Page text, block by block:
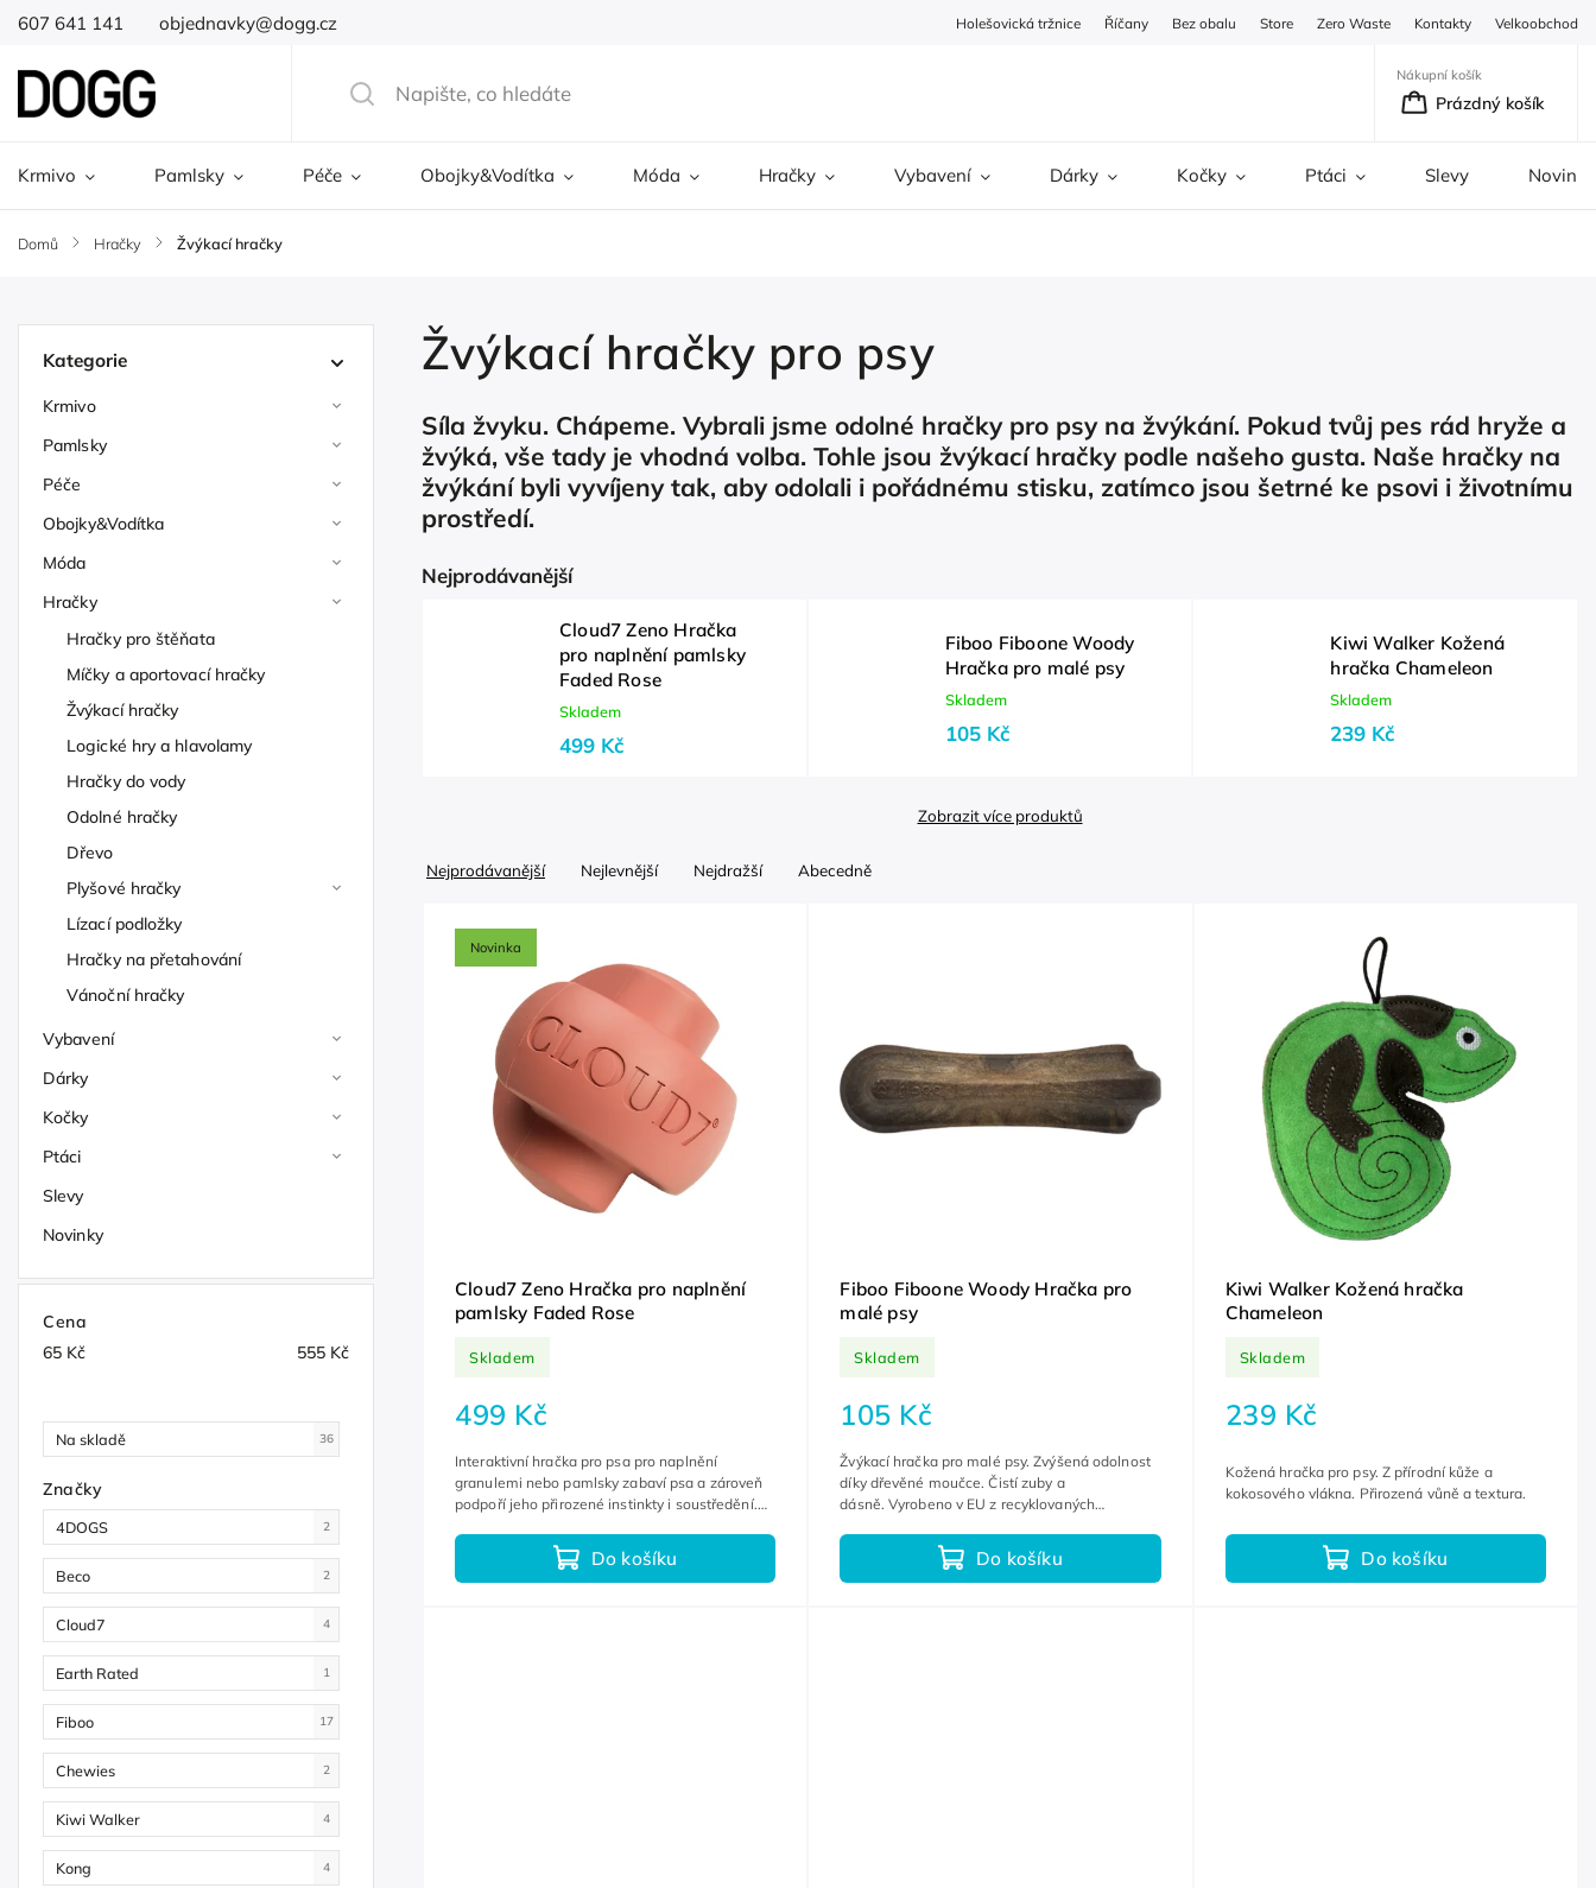
607 641 141 objednavky@dogg.cz Holešovická tržnice Říčany Bez obalu Store Zero Waste Kontakty Velkoobchod
Nákupní košík
Prázdný košík
Krmivo Pamlsky Péče Obojky&Vodítka Móda Hračky Vybavení Dárky Kočky Ptáci Slevy Novinky
Domů / Hračky / Žvýkací hračky
Kategorie
Krmivo
Pamlsky
Péče
Obojky&Vodítka
Móda
Hračky
Hračky pro štěňata
Míčky a aportovací hračky
Žvýkací hračky
Logické hry a hlavolamy
Hračky do vody
Odolné hračky
Dřevo
Plyšové hračky
Lízací podložky
Hračky na přetahování
Vánoční hračky
Vybavení
Dárky
Kočky
Ptáci
Slevy
Novinky
Cena
65 Kč 555 Kč
Na skladě 36
Značky
4DOGS 2
Beco 2
Cloud7 4
Earth Rated 1
Fiboo 17
Chewies 2
Kiwi Walker 4
Kong 4
Žvýkací hračky pro psy
Síla žvyku. Chápeme. Vybrali jsme odolné hračky pro psy na žvýkání. Pokud tvůj pes rád hryže a
žvýká, vše tady je vhodná volba. Tohle jsou žvýkací hračky podle našeho gusta. Naše hračky na
žvýkání byli vyvíjeny tak, aby odolali i pořádnému stisku, zatímco jsou šetrné ke psovi i životnímu
prostředí.
Nejprodávanější
Cloud7 Zeno Hračka
pro naplnění pamlsky
Faded Rose
Skladem
499 Kč
Fiboo Fiboone Woody
Hračka pro malé psy
Skladem
105 Kč
Kiwi Walker Kožená
hračka Chameleon
Skladem
239 Kč
Zobrazit více produktů
Nejprodávanější Nejlevnější Nejdražší Abecedně
Novinka
Cloud7 Zeno Hračka pro naplnění
pamlsky Faded Rose
Skladem
499 Kč
Do košíku
Interaktivní hračka pro psa pro naplnění
granulemi nebo pamlsky zabaví psa a zároveň
podpoří jeho přirozené instinkty i soustředění.
Fiboo Fiboone Woody Hračka pro
malé psy
Skladem
105 Kč
Do košíku
Žvýkací hračka pro malé psy. Zvýšená odolnost
díky dřevěné moučce. Čistí zuby a
dásně. Vyrobeno v EU z recyklovaných
Kiwi Walker Kožená hračka
Chameleon
Skladem
239 Kč
Do košíku
Kožená hračka pro psy. Z přírodní kůže a
kokosového vlákna. Přirozená vůně a textura.